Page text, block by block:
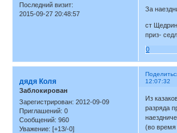
Последний визит:
2015-09-27 20:48:57
За
ст
приз-
0
12:07:32
дядя Коля
Заблокирован
Зарегистрирован: 2012-09-09
Приглашений: 0
Сообщений: 960
Уважение: [+13/-0]
Из
разряда
(во время